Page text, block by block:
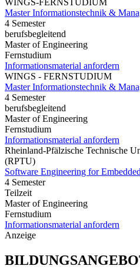
WINGS-FERNSTUDIUM
Master Informationstechnik &
4 Semester
berufsbegleitend
Master of Engineering
Fernstudium
Informationsmaterial anfordern
WINGS - FERNSTUDIUM
Master Informationstechnik &
4 Semester
berufsbegleitend
Master of Engineering
Fernstudium
Informationsmaterial anfordern
Rheinland-Pfälzische Technische
(RPTU)
Software Engineering for
4 Semester
Teilzeit
Master of Engineering
Fernstudium
Informationsmaterial anfordern
Anzeige